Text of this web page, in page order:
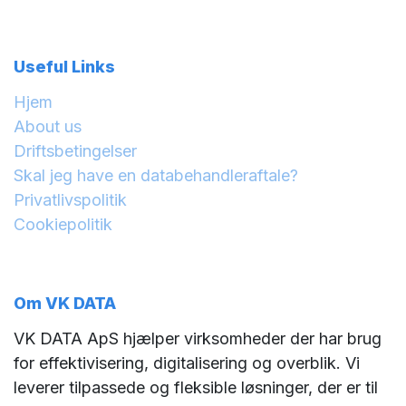
Useful Links
Hjem
About us
Driftsbetingelser
Skal jeg have en databehandleraftale?
Privatlivspolitik
Cookiepolitik
Om VK DATA
VK DATA ApS hjælper virksomheder der har brug
for effektivisering, digitalisering og overblik. Vi
leverer tilpassede og fleksible løsninger, der er til